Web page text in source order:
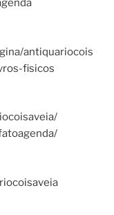
antiquariocois
fisicos